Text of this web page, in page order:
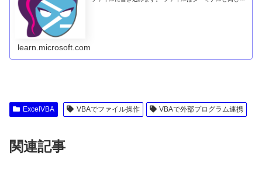
learn.microsoft.com
ExcelVBA VBAでファイル操作 VBAで外部プログラム連携
関連記事